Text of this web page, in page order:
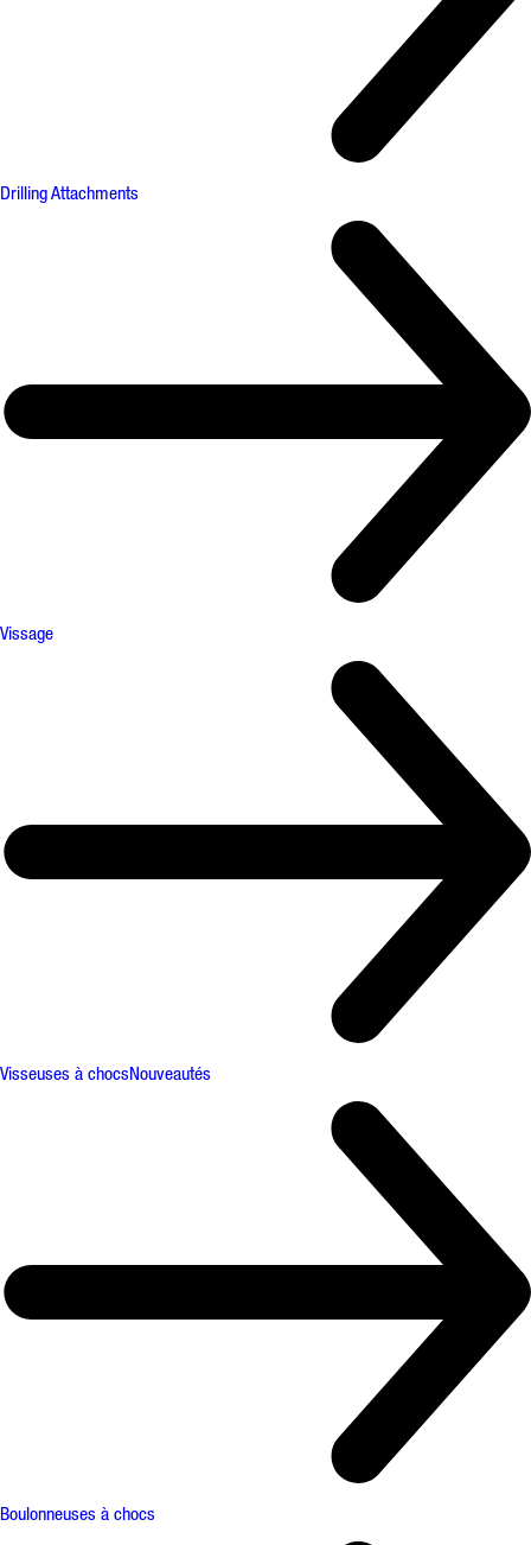
Drilling Attachments
Vissage
Visseuses à chocsNouveautés
Boulonneuses à chocs